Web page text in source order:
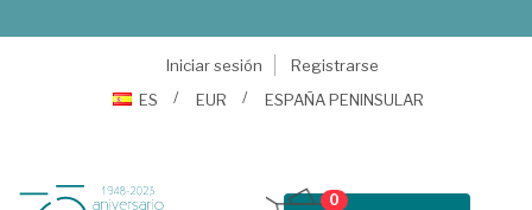
Iniciar sesión
Registrarse
ES
EUR ESPAÑA PENINSULAR
0